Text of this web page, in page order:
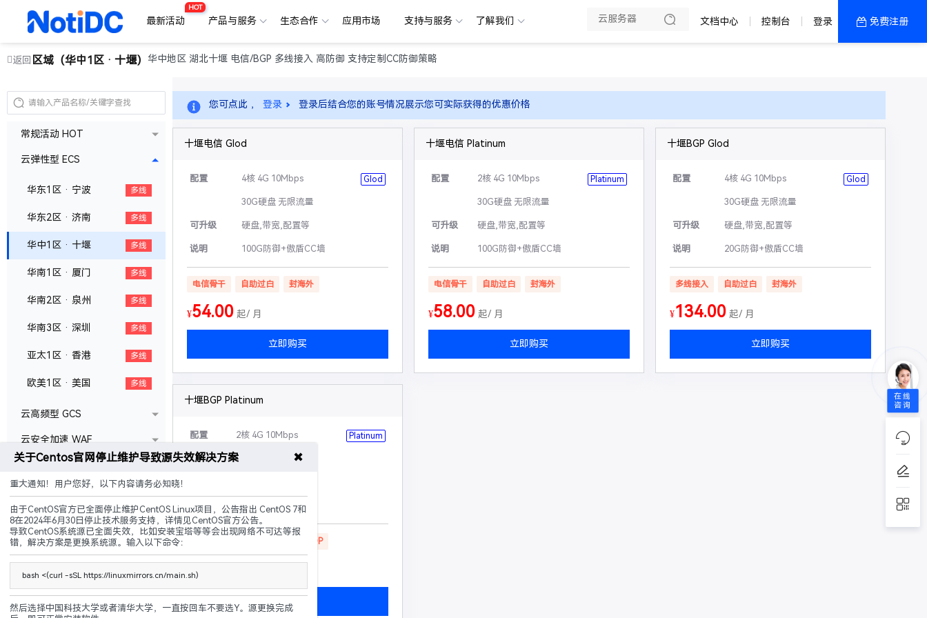
最新活动
HOT
产品与服务 生态合作 应用市场 支持与服务
了解我们
文档中心 控制台 登录 免费注册
返回 区域（华中1区 · 十堰） 华中地区 湖北十堰 电信/BGP 多线接入 高防御 支持定制CC防御策略
常规活动 HOT
云弹性型 ECS
华东1区 · 宁波 多线
华东2区 · 济南 多线
华中1区 · 十堰 多线
华南1区 · 厦门 多线
华南2区 · 泉州 多线
华南3区 · 深圳 多线
亚太1区 · 香港 多线
欧美1区 · 美国 多线
云高频型 GCS
云安全加速 WAF
国内裸金属 BMS
海外裸金属 BMS
独立宿主机 CDH
您可点此 ， 登录 登录后结合您的账号情况展示您可实际获得的优惠价格
十堰电信 Glod
配置 4核 4G 10Mbps Glod
30G硬盘 无限流量
可升级 硬盘,带宽,配置等
说明 100G防御+傲盾CC墙
电信骨干 自助过白 封海外
¥54.00 起/ 月
立即购买
十堰电信 Platinum
配置 2核 4G 10Mbps Platinum
30G硬盘 无限流量
可升级 硬盘,带宽,配置等
说明 100G防御+傲盾CC墙
电信骨干 自助过白 封海外
¥58.00 起/ 月
立即购买
十堰BGP Glod
配置 4核 4G 10Mbps Glod
30G硬盘 无限流量
可升级 硬盘,带宽,配置等
说明 20G防御+傲盾CC墙
多线接入 自助过白 封海外
¥134.00 起/ 月
立即购买
十堰BGP Platinum
配置 2核 4G 10Mbps Platinum
30G硬盘 无限流量
说明 20G防御+傲盾CC墙
可封UDP
138.00
立即购买
在线
咨询
关于Centos官网停止维护导致源失效解决方案 ✖
重大通知！用户您好，以下内容请务必知晓！
由于CentOS官方已全面停止维护CentOS Linux项目，公告指出 CentOS 7和
8在2024年6月30日停止技术服务支持，详情见CentOS官方公告。
导致CentOS系统源已全面失效，比如安装宝塔等等会出现网络不可达等报
错，解决方案是更换系统源。输入以下命令：
bash <(curl -sSL https://linuxmirrors.cn/main.sh)
然后选择中国科技大学或者清华大学，一直按回车不要选Y。源更换完成